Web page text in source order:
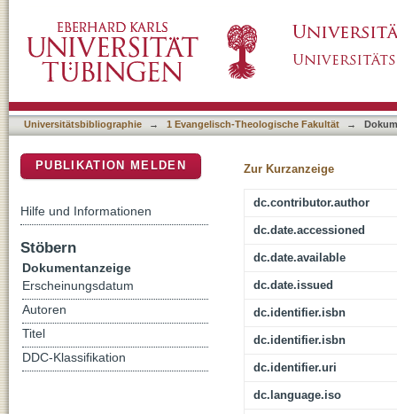
recognovit Benedictus Niese (editio minor),
Universitätsbibliographie → 1 Evangelisch-Theologische Fakultät →
Zur Kurzanzeige
dc.contributor.author
dc.date.accessioned
dc.date.available
dc.date.issued
dc.identifier.isbn
dc.identifier.isbn
dc.identifier.uri
dc.language.iso
PUBLIKATION MELDEN
Hilfe und Informationen
Stöbern
Dokumentanzeige
Erscheinungsdatum
Autoren
Titel
DDC-Klassifikation